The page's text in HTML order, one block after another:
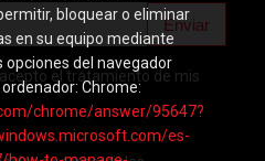
Enviar
el tratamiento de mis
bloquear o eliminar
en su equipo mediante
opciones del navegador
Chrome:
chrome/answer/95647?
es-